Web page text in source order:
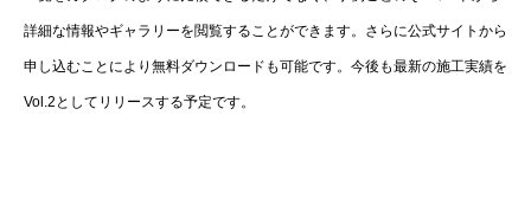
詳細な情報やギャラリーを閲覧することができます。さらに公式サイトから
申し込むことにより無料ダウンロードも可能です。今後も最新の施工実績を
Vol.2としてリリースする予定です。